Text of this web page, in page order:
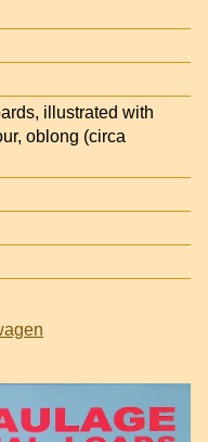
illustrated with
oblong (circa